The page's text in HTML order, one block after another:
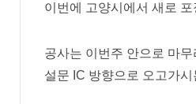
이번에 고양시에서 새로
공사는 이번주 안으로 마
설문 IC 방향으로 오고가